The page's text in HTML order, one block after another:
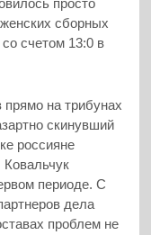
просто
сборных
счетом 13:0 в
прямо на трибунах
скинувший
россияне
Ковальчук
периоде. С
дела
проблем не